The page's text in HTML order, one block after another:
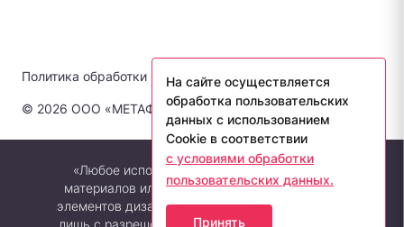
Политика обработки персональных данных
© 2026 ООО «МЕТАФОРА-ЛАБ». Все права защищены.
«Любое использование либо копирование
материалов или подборки материалов сайта,
элементов дизайна и оформления допускается
На сайте осуществляется
обработка пользовательских
данных с использованием
Cookie в соответствии
с условиями обработки
пользовательских данных.
Принять